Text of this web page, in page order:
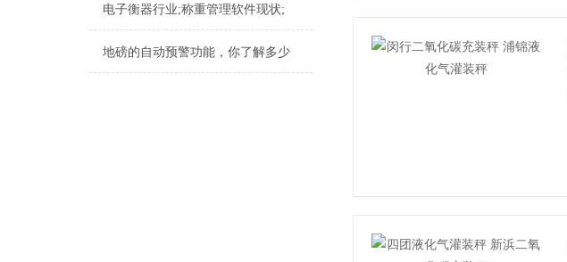
电子衡器行业;称重管理软件现状;
地磅的自动预警功能，你了解多少